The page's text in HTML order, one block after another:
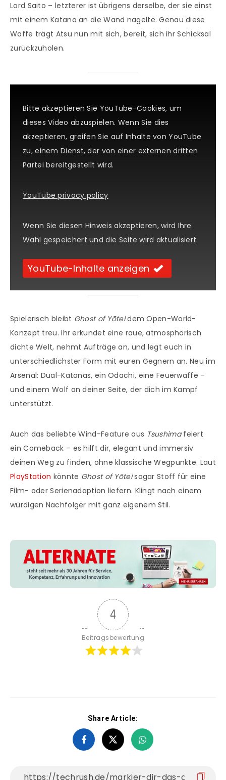
Lord Saito – letzterer ist übrigens derselbe, der sie einst
mit einem Katana an die Wand nagelte. Genau diese
Waffe trägt Atsu nun mit sich, bereit, sich ihr Schicksal
zurückzuholen.
Bitte akzeptieren Sie YouTube-Cookies, um
dieses Video abzuspielen. Wenn Sie dies
akzeptieren, greifen Sie auf Inhalte von YouTube
zu, einem Dienst, der von einer externen dritten
Partei bereitgestellt wird.
YouTube privacy policy
Wenn Sie diesen Hinweis akzeptieren, wird Ihre
Wahl gespeichert und die Seite wird aktualisiert.
YouTube-Inhalte anzeigen
Spielerisch bleibt Ghost of Yōteidem Open-World-
Konzept treu. Ihr erkundet eine raue, atmosphärisch
dichte Welt, nehmt Aufträge an, und legt euch in
unterschiedlichster Form mit euren Gegnern an. Neu im
Arsenal: Dual-Katanas, ein Odachi, eine Feuerwaffe –
und einem Wolf an deiner Seite, der dich im Kampf
unterstützt.
Auch das beliebte Wind-Feature aus Tsushimafeiert
ein Comeback – es hilft dir, elegant und immersiv
deinen Weg zu finden, ohne klassische Wegpunkte. Laut
PlayStation könnte Ghost of Yōteisogar Stoff für eine
Film- oder Serienadaption liefern. Klingt nach einem
würdigen Nachfolger mit ganz eigenem Stil.
4
Beitragsbewertung
Share Article: